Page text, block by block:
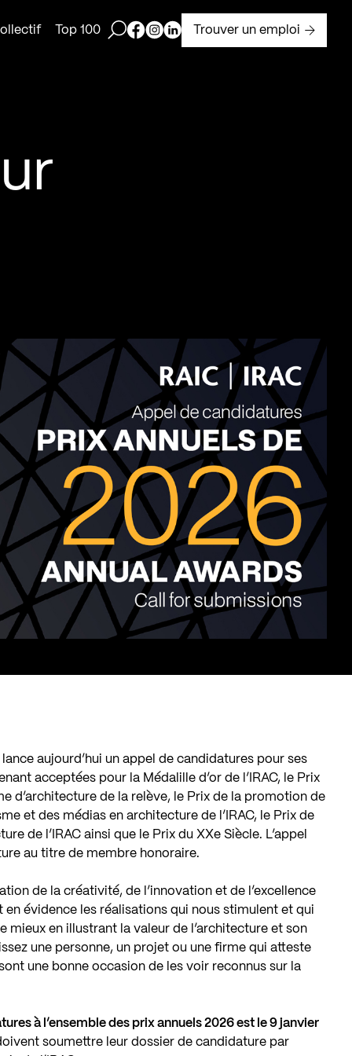
Top 100 Ouvrir la barre de recherche
Page Facebook de Kollectif
Page Instagram de Kollectif
Page Linkedin de Kollectif
Trouver un emploi
lance aujourd’hui un appel de candidatures pour ses
acceptées pour la Médalille d’or de l’IRAC, le Prix
d’architecture de la relève, le Prix de la promotion de
et des médias en architecture de l’IRAC, le Prix de
de l’IRAC ainsi que le Prix du XXe Siècle. L’appel
au titre de membre honoraire.
de la créativité, de l’innovation et de l’excellence
en évidence les réalisations qui nous stimulent et qui
en illustrant la valeur de l’architecture et son
une personne, un projet ou une firme qui atteste
une bonne occasion de les voir reconnus sur la
à l’ensemble des prix annuels 2026 est le 9 janvier
soumettre leur dossier de candidature par